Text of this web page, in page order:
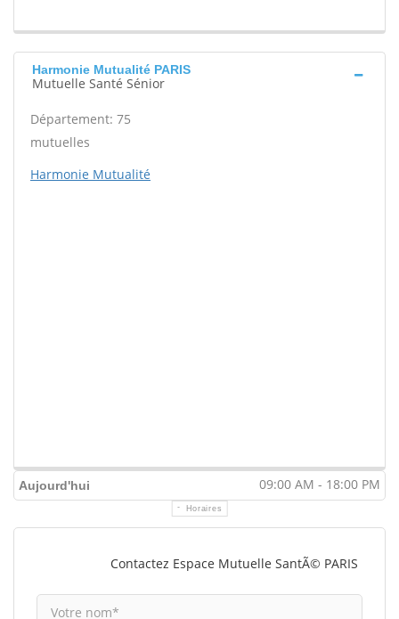
Harmonie Mutualité PARIS
Mutuelle Santé Sénior
Département: 75
mutuelles
Harmonie Mutualité
Aujourd'hui 09:00 AM - 18:00 PM
Horaires
Contactez Espace Mutuelle SantÃ© PARIS